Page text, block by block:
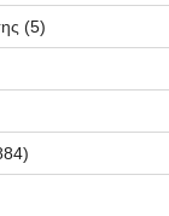
(5)